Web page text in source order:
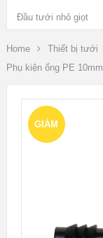
Đầu tưới nhỏ giọt
Home Thiết bị tưới
Phụ kiện ống PE 10mm
GIẢM